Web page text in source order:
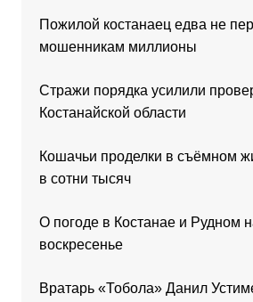
Пожилой костанаец едва не
мошенникам миллионы
Стражи порядка усилили
Костанайской области
Кошачьи проделки в съёмном
в сотни тысяч
О погоде в Костанае и Рудном
воскресенье
Вратарь «Тобола» Данил